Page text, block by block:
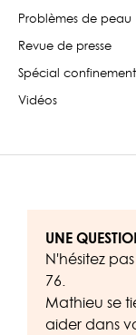
Problèmes de peau
Revue de presse
Spécial confinement
Vidéos
UNE
N'hésitez
76.
Mathieu se
aider dans